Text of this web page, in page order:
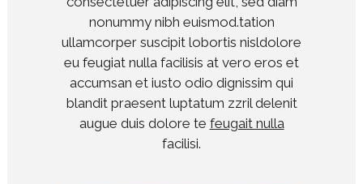
nonummy nibh euismod.tation
ullamcorper suscipit lobortis nisldolore
eu feugiat nulla facilisis at vero eros et
accumsan et iusto odio dignissim qui
blandit praesent luptatum zzril delenit
augue duis dolore te feugait nulla
facilisi.